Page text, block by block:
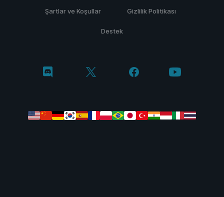
Şartlar ve Koşullar Gizlilik Politikası
Destek